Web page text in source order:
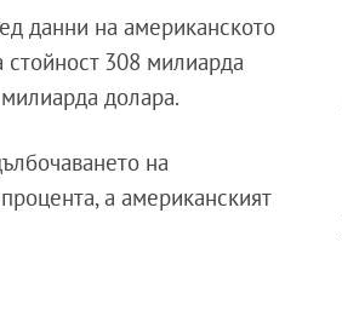
данни на американското
стойност 308 милиарда
долара.
на
а американският